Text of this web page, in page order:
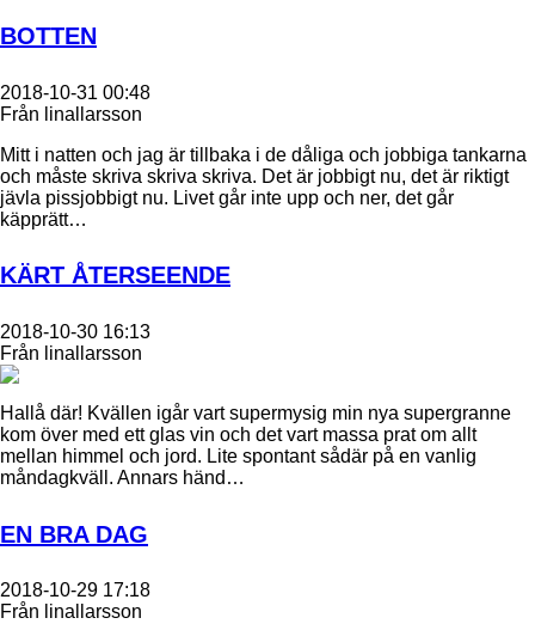
BOTTEN
2018-10-31 00:48
Från linallarsson
Mitt i natten och jag är tillbaka i de dåliga och jobbiga tankarna
och måste skriva skriva skriva. Det är jobbigt nu, det är riktigt
jävla pissjobbigt nu. Livet går inte upp och ner, det går
käpprätt…
KÄRT ÅTERSEENDE
2018-10-30 16:13
Från linallarsson
Hallå där! Kvällen igår vart supermysig min nya supergranne
kom över med ett glas vin och det vart massa prat om allt
mellan himmel och jord. Lite spontant sådär på en vanlig
måndagkväll. Annars händ…
EN BRA DAG
2018-10-29 17:18
Från linallarsson